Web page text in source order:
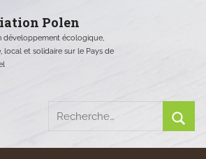
Polen
développement écologique,
local et solidaire sur le Pays de
Recherche
: